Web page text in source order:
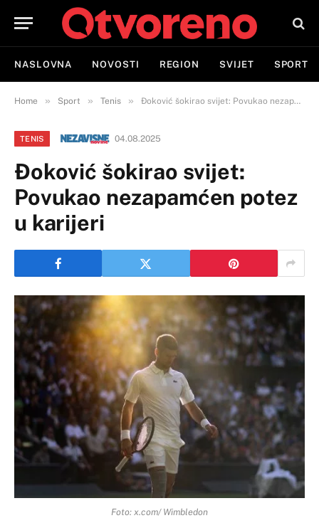
NASLOVNA NOVOSTI REGION SVIJET SPORT
Home » Sport » Tenis » Đoković šokirao svijet: Povukao nezapamćen potez u karijeri
TENIS 04.08.2025
Đoković šokirao svijet:
Povukao nezapamćen potez
u karijeri
Foto: x.com/ Wimbledon